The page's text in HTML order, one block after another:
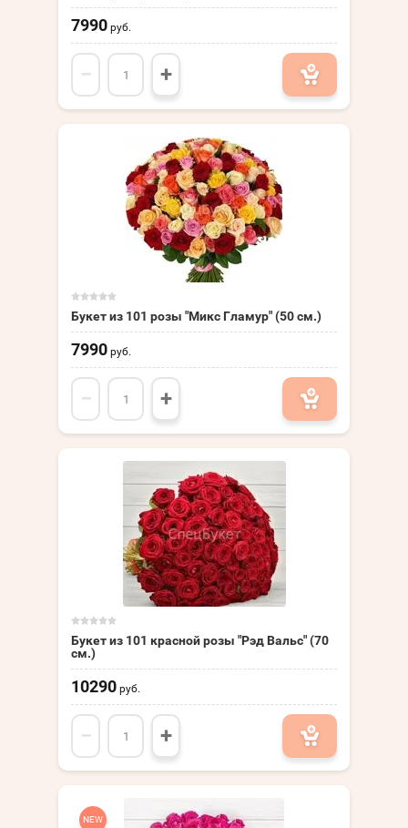
7990 руб.
− +
Букет из 101 розы "Микс Гламур" (50 см.)
7990 руб.
− +
Букет из 101 красной розы "Рэд Вальс" (70
см.)
10290 руб.
− +
NEW